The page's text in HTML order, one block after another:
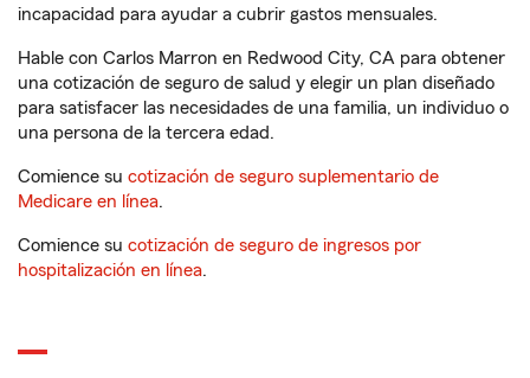
incapacidad para ayudar a cubrir gastos mensuales.
Hable con Carlos Marron en Redwood City, CA para obtener
una cotización de seguro de salud y elegir un plan diseñado
para satisfacer las necesidades de una familia, un individuo o
una persona de la tercera edad.
Comience su cotización de seguro suplementario de
Medicare en línea.
Comience su cotización de seguro de ingresos por
hospitalización en línea.